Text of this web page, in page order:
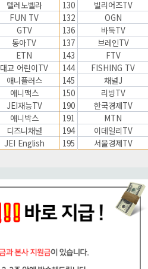
텔레노벨라 130
빌리어즈TV
FUN TV 132
OGN
GTV 136
바둑TV
동아TV 137
브레인TV
ETN 143
FTV
대교 어린이TV 144
FISHING TV
애니플러스 145
채널J
애니맥스 150
리빙TV
JEI재능TV 190
한국경제TV
애니박스 191
MTN
디즈니채널 194
이데일리TV
JEI English 195 서울경제TV